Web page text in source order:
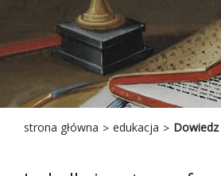
strona główna edukacja